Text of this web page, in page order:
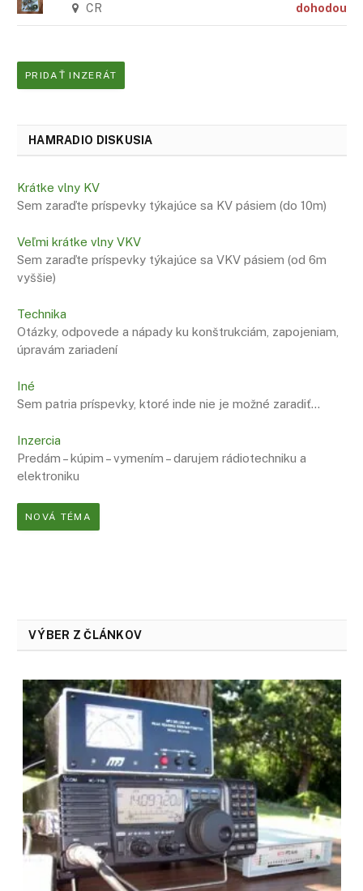
CR dohodou
PRIDAŤ INZERÁT
HAMRADIO DISKUSIA
Krátke vlny KV
Sem zaraďte príspevky týkajúce sa KV pásiem (do 10m)
Veľmi krátke vlny VKV
Sem zaraďte príspevky týkajúce sa VKV pásiem (od 6m
vyššie)
Technika
Otázky, odpovede a nápady ku konštrukciám, zapojeniam,
úpravám zariadení
Iné
Sem patria príspevky, ktoré inde nie je možné zaradiť…
Inzercia
Predám – kúpim – vymením – darujem rádiotechniku a
elektroniku
NOVÁ TÉMA
VÝBER Z ČLÁNKOV